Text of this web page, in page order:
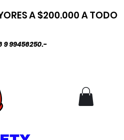
A $200.000 A TODO
9 99456250.-